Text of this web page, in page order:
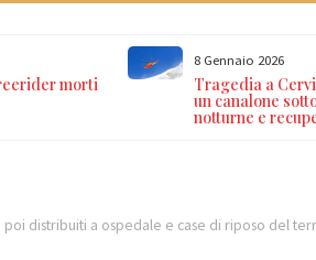
morti
8 Gennaio 2026
Tragedia a
un canalone
notturne e
distribuiti a ospedale e case di riposo del